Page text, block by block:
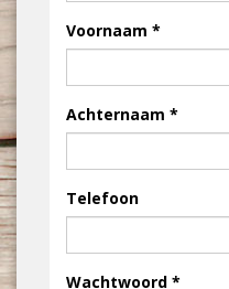
Voornaam
Achternaam
Telefoon
Wachtwoord